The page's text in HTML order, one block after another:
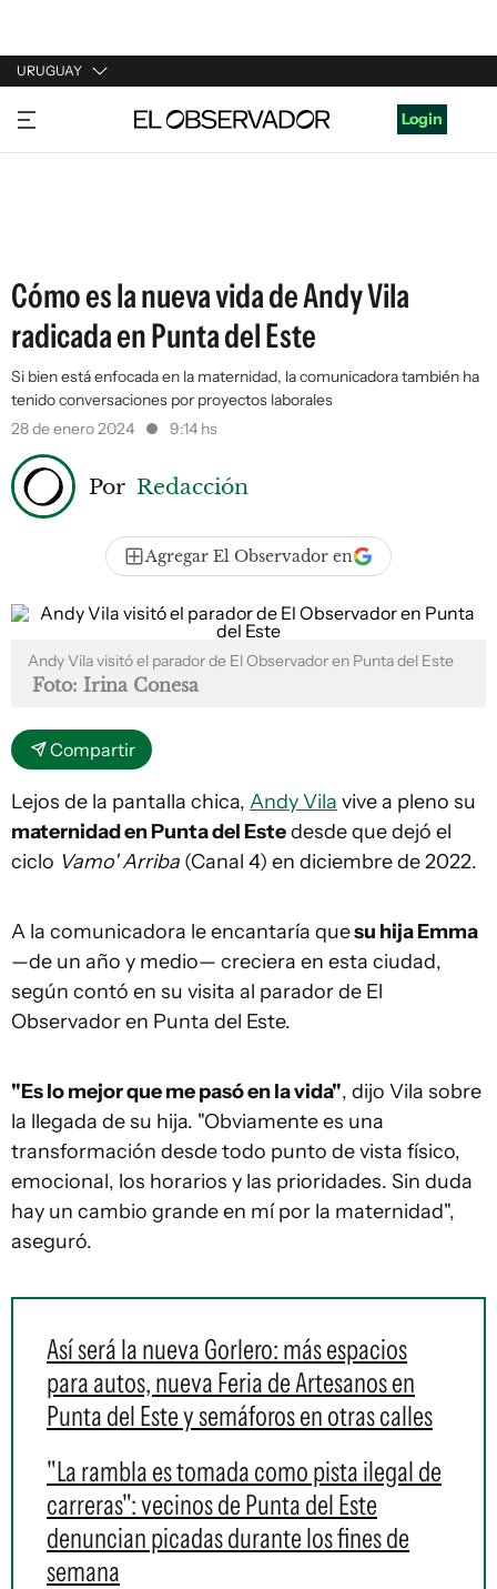
URUGUAY
URUGUAY
ARGENTINA
Login
Cómo es la nueva vida de Andy Vila
radicada en Punta del Este
Si bien está enfocada en la maternidad, la comunicadora también ha
tenido conversaciones por proyectos laborales
28 de enero 2024
9:14 hs
Por Redacción
Agregar El Observador en
Andy Vila visitó el parador de El Observador en Punta del Este
Foto: Irina Conesa
Compartir
Lejos de la pantalla chica, Andy Vila vive a pleno su
maternidad en Punta del Estedesde que dejó el
ciclo Vamo' Arriba (Canal 4) en diciembre de 2022.
A la comunicadora le encantaría quesu hija Emma
—de un año y medio— creciera en esta ciudad,
según contó en su visita al parador de El
Observador en Punta del Este.
"Es lo mejor que me pasó en la vida", dijo Vila sobre
la llegada de su hija. "Obviamente es una
transformación desde todo punto de vista físico,
emocional, los horarios y las prioridades. Sin duda
hay un cambio grande en mí por la maternidad",
aseguró.
Así será la nueva Gorlero: más espacios
para autos, nueva Feria de Artesanos en
Punta del Este y semáforos en otras calles
"La rambla es tomada como pista ilegal de
carreras": vecinos de Punta del Este
denuncian picadas durante los fines de
semana